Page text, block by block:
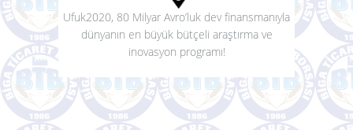
Ufuk2020, 80 Milyar Avro’luk dev finansmanıyla
dünyanın en büyük bütçeli araştırma ve
inovasyon programı!